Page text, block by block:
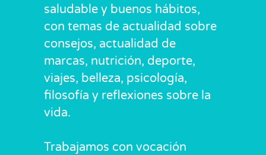
saludable y buenos hábitos,
con temas de actualidad sobre
consejos, actualidad de
marcas, nutrición, deporte,
viajes, belleza, psicología,
filosofía y reflexiones sobre la
vida.
Trabajamos con vocación